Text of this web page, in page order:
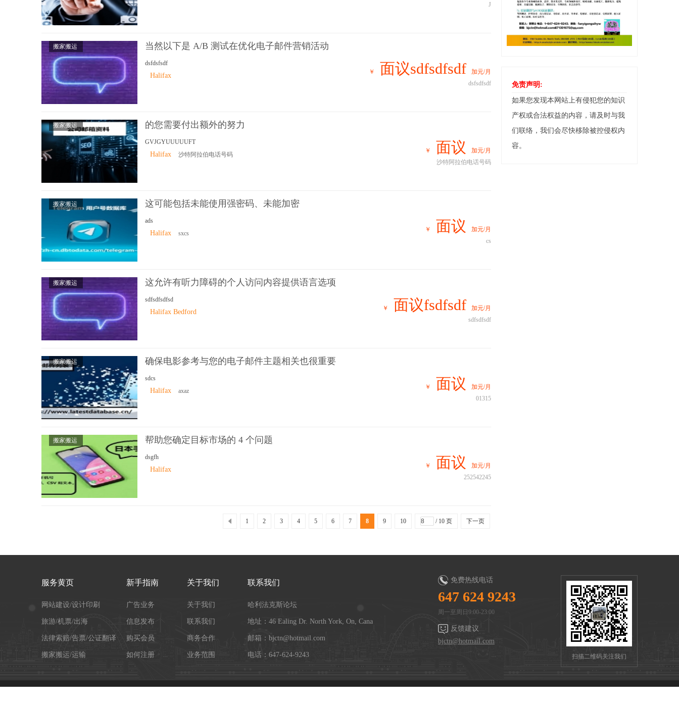
J
搬家搬运 当然以下是 A/B 测试在优化电子邮件营销活动
dsfdsfsdf
Halifax ￥ 面议sdfsdfsdf
加元/月
dsfsdfsdf
搬家搬运 的您需要付出额外的努力
GVJGYUUUUUFT
Halifax 沙特阿拉伯电话号码
￥ 面议
加元/月
沙特阿拉伯电话号码
搬家搬运 这可能包括未能使用强密码、未能加密
ads
Halifax sxcs
￥ 面议
加元/月
cs
搬家搬运 这允许有听力障碍的个人访问内容提供语言选项
sdfsdfsdfsd
Halifax Bedford ￥ 面议fsdfsdf
加元/月
sdfsdfsdf
搬家搬运 确保电影参考与您的电子邮件主题相关也很重要
sdcs
Halifax axaz
￥ 面议
加元/月
01315
搬家搬运 帮助您确定目标市场的 4 个问题
dsgfh
Halifax ￥ 面议
加元/月
252542245
1 2 3 4 5 6 7 8 9 10 / 10 页 下一页
免责声明:
如果您发现本网站上有侵犯您的知识
产权或合法权益的内容，请及时与我
们联络，我们会尽快移除被控侵权内
容。
服务黄页
网站建设/设计印刷
旅游/机票/出海
法律索赔/告票/公证翻译
搬家搬运/运输
新手指南
广告业务
信息发布
购买会员
如何注册
关于我们
关于我们
联系我们
商务合作
业务范围
联系我们
哈利法克斯论坛
地址：46 Ealing Dr. North York, On, Cana
邮箱：bjctn@hotmail.com
电话：647-624-9243
免费热线电话
647 624 9243
周一至周日9:00-23:00
反馈建议
bjctn@hotmail.com
扫描二维码关注我们